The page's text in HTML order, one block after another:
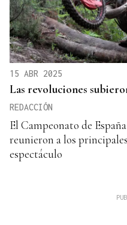
15 ABR 2025
Las revoluciones
REDACCIÓN
El Campeonato de
reunieron a los
espectáculo